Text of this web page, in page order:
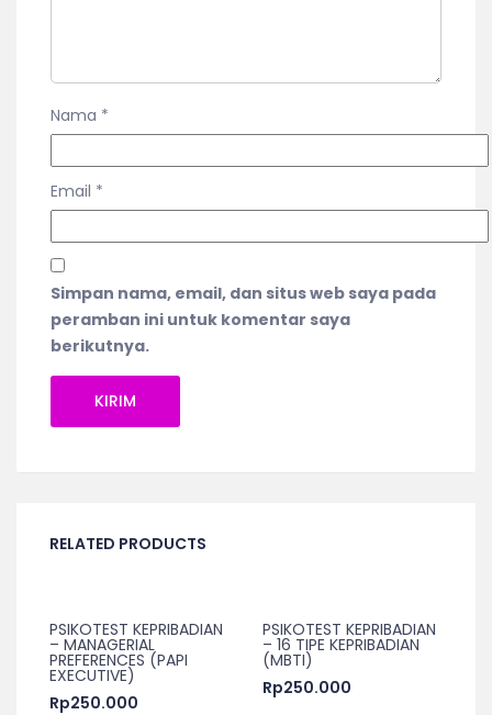
Nama *
Email *
Simpan nama, email, dan situs web saya pada
peramban ini untuk komentar saya
berikutnya.
RELATED PRODUCTS
PSIKOTEST KEPRIBADIAN
– MANAGERIAL
PREFERENCES (PAPI
EXECUTIVE)
Rp250.000
PSIKOTEST KEPRIBADIAN
– 16 TIPE KEPRIBADIAN
(MBTI)
Rp250.000